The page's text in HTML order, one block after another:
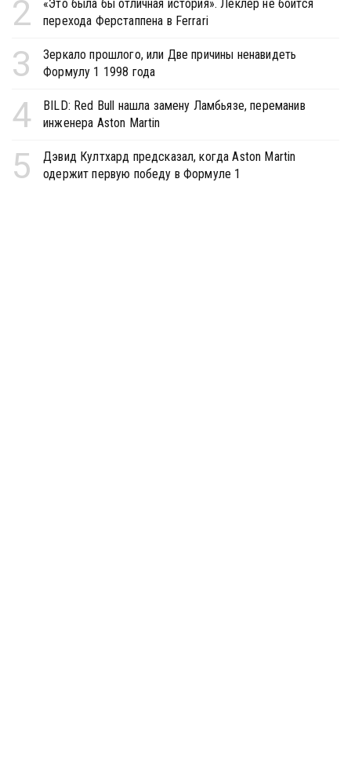
2
«Это была бы отличная история». Леклер не боится
перехода Ферстаппена в Ferrari
3
Зеркало прошлого, или Две причины ненавидеть
Формулу 1 1998 года
4
BILD: Red Bull нашла замену Ламбьязе, переманив
инженера Aston Martin
5
Дэвид Култхард предсказал, когда Aston Martin
одержит первую победу в Формуле 1